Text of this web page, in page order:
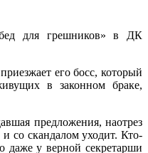
для грешников» в ДК
его босс, который
в законном браке,
предложения, наотрез
и со скандалом уходит. Кто-
даже у верной секретарши